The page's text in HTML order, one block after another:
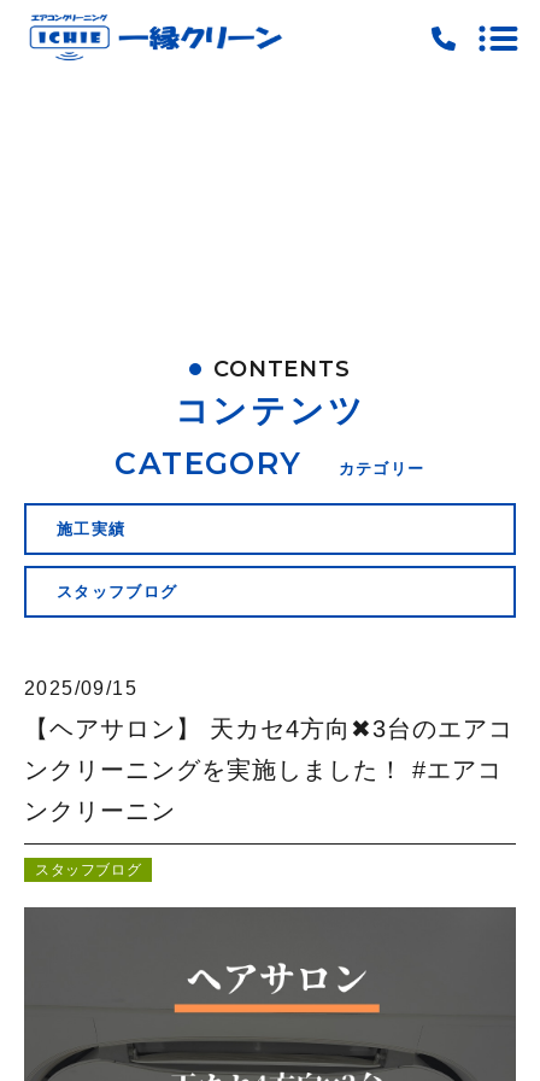
ピックアップ
キャンペーン
施工実績
会社概要
CONTENTS
コンテンツ
2025/09/15
【ヘアサロン】 天カセ4方向✖︎3台のエアコ
ンクリーニングを実施しました！ #エアコ
ンクリーニン
スタッフブログ
CATEGORY カテゴリー
施工実績
スタッフブログ